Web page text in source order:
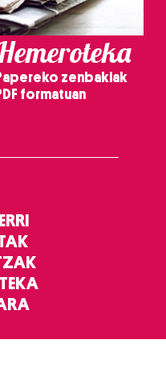
zenbakiak
formatuan